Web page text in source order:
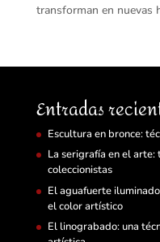
transforman en nuevas
Entradas
Escultura en bronce:
La serigrafía en el
coleccionistas
El aguafuerte
el color artístico
El linograbado: una